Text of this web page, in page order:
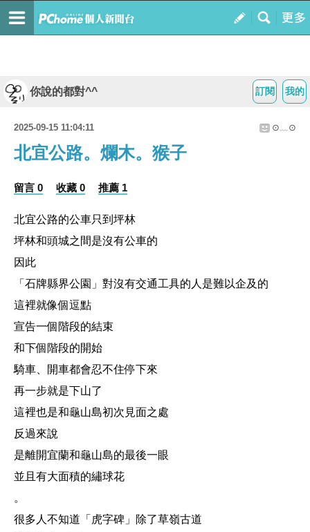
我的
訂閱
你說的都對^^
2025-09-15 11:04:11 ⊙﹏⊙
北宜公路。爛木。猴子
留言 0 收藏 0 推薦 1
北宜公路的公車只到坪林
坪林和頭城之間是沒有公車的
因此
「 石牌縣界公園」 對沒有交通工具的人是難以企及的
這裡就像個逗點
宣告一個階段的結束
和下個階段的開始
騎車、開車都會忍不住停下來
再一步就是下山了
這裡也是和龜山島初次見面之處
反過來說
是離開宜蘭和龜山島的最後一眼
並且有大面積的繡球花
。
很多人不知道「虎字碑」除了草嶺古道